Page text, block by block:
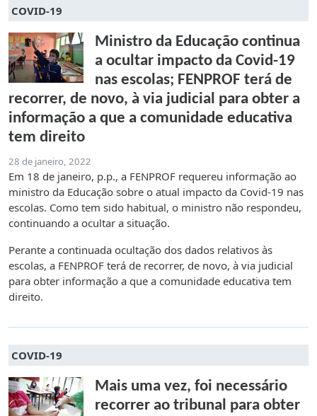
COVID-19
Ministro da Educação continua
a ocultar impacto da Covid-19
nas escolas; FENPROF terá de
recorrer, de novo, à via judicial para obter a
informação a que a comunidade educativa
tem direito
28 de janeiro, 2022
Em 18 de janeiro, p.p., a FENPROF requereu informação ao
ministro da Educação sobre o atual impacto da Covid-19 nas
escolas. Como tem sido habitual, o ministro não respondeu,
continuando a ocultar a situação.
Perante a continuada ocultação dos dados relativos às
escolas, a FENPROF terá de recorrer, de novo, à via judicial
para obter informação a que a comunidade educativa tem
direito.
COVID-19
Mais uma vez, foi necessário
recorrer ao tribunal para obter